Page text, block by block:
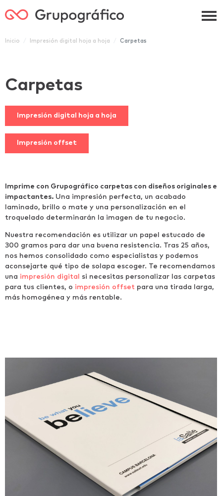
Inicio Impresión digital hoja a hoja Carpetas
Carpetas
Impresión digital hoja a hoja
Impresión offset
Imprime con Grupográfico carpetas con diseños originales e
impactantes. Una impresión perfecta, un acabado
laminado, brillo o mate y una personalización en el
troquelado determinarán la imagen de tu negocio.
Nuestra recomendación es utilizar un papel estucado de
300 gramos para dar una buena resistencia. Tras 25 años,
nos hemos consolidado como especialistas y podemos
aconsejarte qué tipo de solapa escoger. Te recomendamos
una impresión digital
si necesitas personalizar las carpetas
para tus clientes, o impresión offset para una tirada larga,
más homogénea y más rentable.